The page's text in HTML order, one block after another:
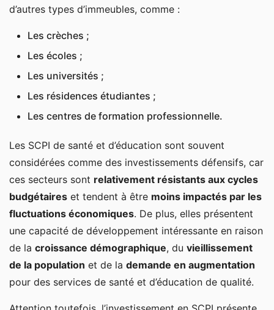
d’autres types d’immeubles, comme :
Les crèches ;
Les écoles ;
Les universités ;
Les résidences étudiantes ;
Les centres de formation professionnelle.
Les SCPI de santé et d’éducation sont souvent
considérées comme des investissements défensifs, car
ces secteurs sont relativement résistants aux cycles
budgétaires et tendent à être moins impactés par les
fluctuations économiques. De plus, elles présentent
une capacité de développement intéressante en raison
de la croissance démographique, du vieillissement
de la population et de la demande en augmentation
pour des services de santé et d’éducation de qualité.